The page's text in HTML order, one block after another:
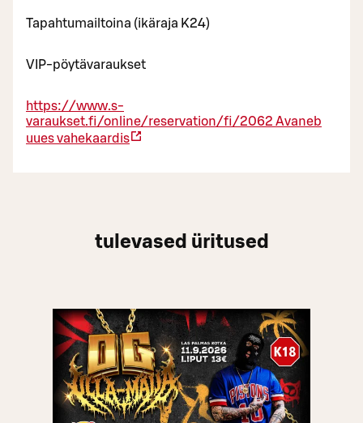
Tapahtumailtoina (ikäraja K24)
VIP-pöytävaraukset
https://www.s-
varaukset.fi/online/reservation/fi/2062 Avaneb
uues vahekaardis
tulevased üritused